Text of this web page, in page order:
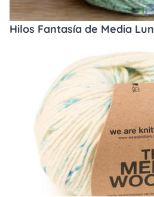
Hilos Fantasía de Media